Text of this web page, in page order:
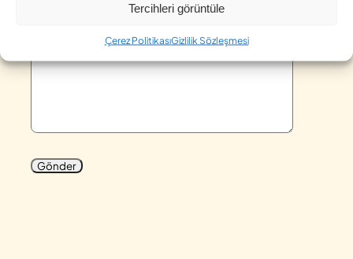
Tercihleri görüntüle
Çerez PolitikasıGizlilik Sözleşmesi